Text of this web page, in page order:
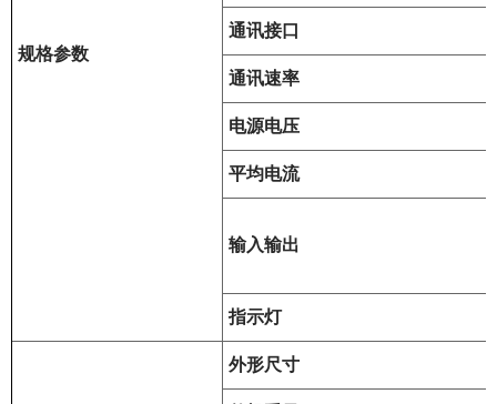
规格参数
通讯接口
通讯速率
电源电压
平均电流
输入输出
指示灯
外形尺寸